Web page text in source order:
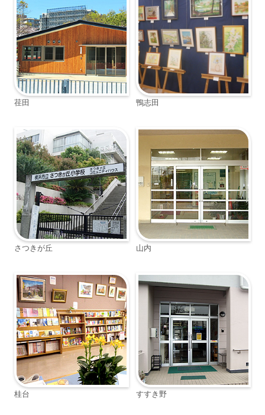
荏田 鴨志田
さつきが丘 山内
桂台 すすき野